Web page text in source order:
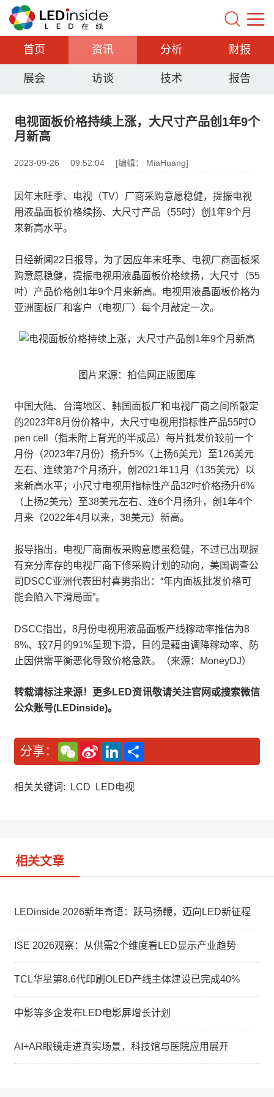
首页 资讯 分析 财报
展会 访谈 技术 报告
电视面板价格持续上涨，大尺寸产品创1年9个
月新高
2023-09-26 09:52:04 [编辑： MiaHuang]
因年末旺季、电视（TV）厂商采购意愿稳健，提振电视
用液晶面板价格续扬、大尺寸产品（55吋）创1年9个月
来新高水平。
日经新闻22日报导，为了因应年末旺季、电视厂商面板采
购意愿稳健，提振电视用液晶面板价格续扬，大尺寸（55
吋）产品价格创1年9个月来新高。电视用液晶面板价格为
亚洲面板厂和客户（电视厂）每个月敲定一次。
图片来源：拍信网正版图库
中国大陆、台湾地区、韩国面板厂和电视厂商之间所敲定
的2023年8月份价格中，大尺寸电视用指标性产品55吋O
pen cell（指未附上背光的半成品）每片批发价较前一个
月份（2023年7月份）扬升5%（上扬6美元）至126美元
左右、连续第7个月扬升，创2021年11月（135美元）以
来新高水平；小尺寸电视用指标性产品32吋价格扬升6%
（上扬2美元）至38美元左右、连6个月扬升，创1年4个
月来（2022年4月以来，38美元）新高。
报导指出，电视厂商面板采购意愿虽稳健，不过已出现握
有充分库存的电视厂商下修采购计划的动向，美国调查公
司DSCC亚洲代表田村喜男指出：“年内面板批发价格可
能会陷入下滑局面”。
DSCC指出，8月份电视用液晶面板产线稼动率推估为8
8%、较7月的91%呈现下滑，目的是藉由调降稼动率、防
止因供需平衡恶化导致价格急跌。（来源：MoneyDJ）
转载请标注来源！更多LED资讯敬请关注官网或搜索微信
公众账号(LEDinside)。
分享：
W
e
C
a
S
n
W
L
n
e
相关关键词: LCD LED电视
相关文章
LEDinside 2026新年寄语：跃马扬鞭，迈向LED新征程
ISE 2026观察：从供需2个维度看LED显示产业趋势
TCL华星第8.6代印刷OLED产线主体建设已完成40%
中影等多企发布LED电影屏增长计划
AI+AR眼镜走进真实场景，科技馆与医院应用展开